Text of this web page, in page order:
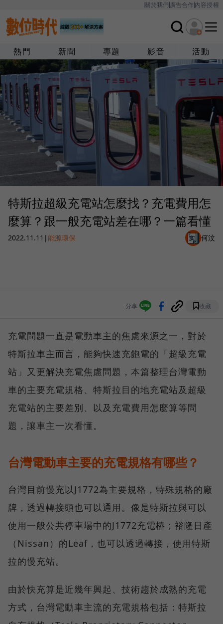
關於我們廣告合作內容授權
熱門 新聞 專題 影音 活動
特斯拉超級充電站怎麼找？充電費用怎
麼算？跟一般充電站差在哪？一篇看懂
2022.11.11 |能源環保 何汶
分享 收藏
充電問題一直是電動車主的焦慮來源之一，對於
特斯拉車主而言，能夠快速充飽電的「超級充電
站」又更解決充電焦慮問題，本篇整理台灣電動
車的主要充電規格、特斯拉目的地充電站及超級
充電站的主要差別、以及充電費用怎麼算等問
題，讓車主一次看懂。
台灣電動車主要的充電規格有哪些？
台灣目前慢充以J1772為主要規格，特殊規格的廠
牌，透過轉接頭也可以通用。像是特斯拉與可以
使用一般公共停車場中的J1772充電樁；裕隆日產
（Nissan）的Leaf，也可以透過轉接，使用特斯
拉的慢充站。
由於快充算是近幾年興起、技術趨於成熟的充電
方式，台灣電動車主流的充電規格包括：特斯拉